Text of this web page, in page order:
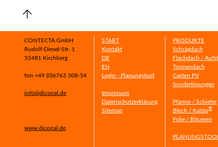
CONTECTA GmbH
Rudolf-Diesel-Str. 1
55481 Kirchberg
fon +49 (0)6763 308-54
info@diconal.de
www.diconal.de
START
Kontakt
DE
EN
Login - Planungstool
Impressum
Datenschutzerklärung
Sitemap
PRODUKTE
Schrägdach
Flachdach /
Tonnendach
Garten PV
Sonderlösungen
Pfanne / Schiefer
Blech / Kalzip®
Folie / Bitumen